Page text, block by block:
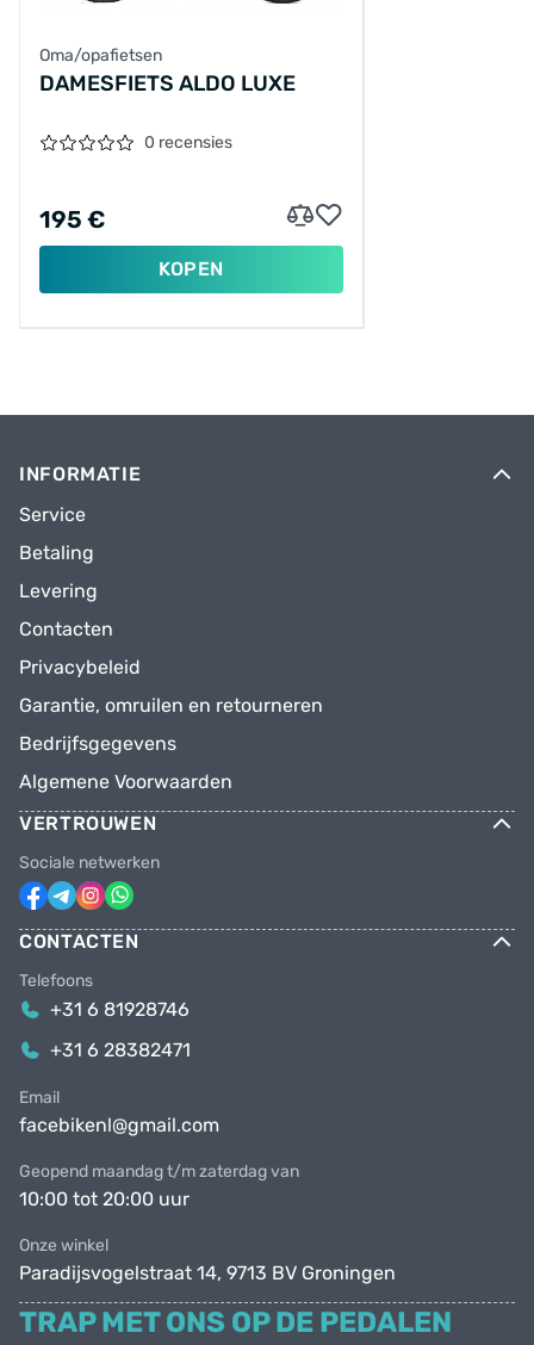
Oma/opafietsen
DAMESFIETS ALDO LUXE
0 recensies
195 €
KOPEN
INFORMATIE
Service
Betaling
Levering
Contacten
Privacybeleid
Garantie, omruilen en retourneren
Bedrijfsgegevens
Algemene Voorwaarden
VERTROUWEN
Sociale netwerken
CONTACTEN
Telefoons
+31 6 81928746
+31 6 28382471
Email
facebikenl@gmail.com
Geopend maandag t/m zaterdag van
10:00 tot 20:00 uur
Onze winkel
Paradijsvogelstraat 14, 9713 BV Groningen
TRAP MET ONS OP DE PEDALEN